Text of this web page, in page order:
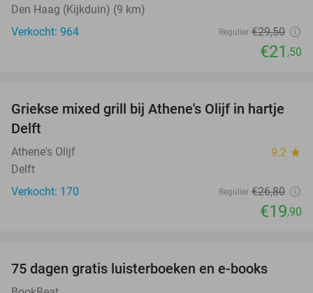
Den Haag (Kijkduin) (9 km)
Verkocht: 964
Regulier €29,50
€21 ,50
26%
Griekse mixed grill bij Athene's Olijf in hartje
Delft
Athene's Olijf 9.2 star
Delft
Verkocht: 170
Regulier €26,80
€19,90
75 dagen gratis luisterboeken en e-books